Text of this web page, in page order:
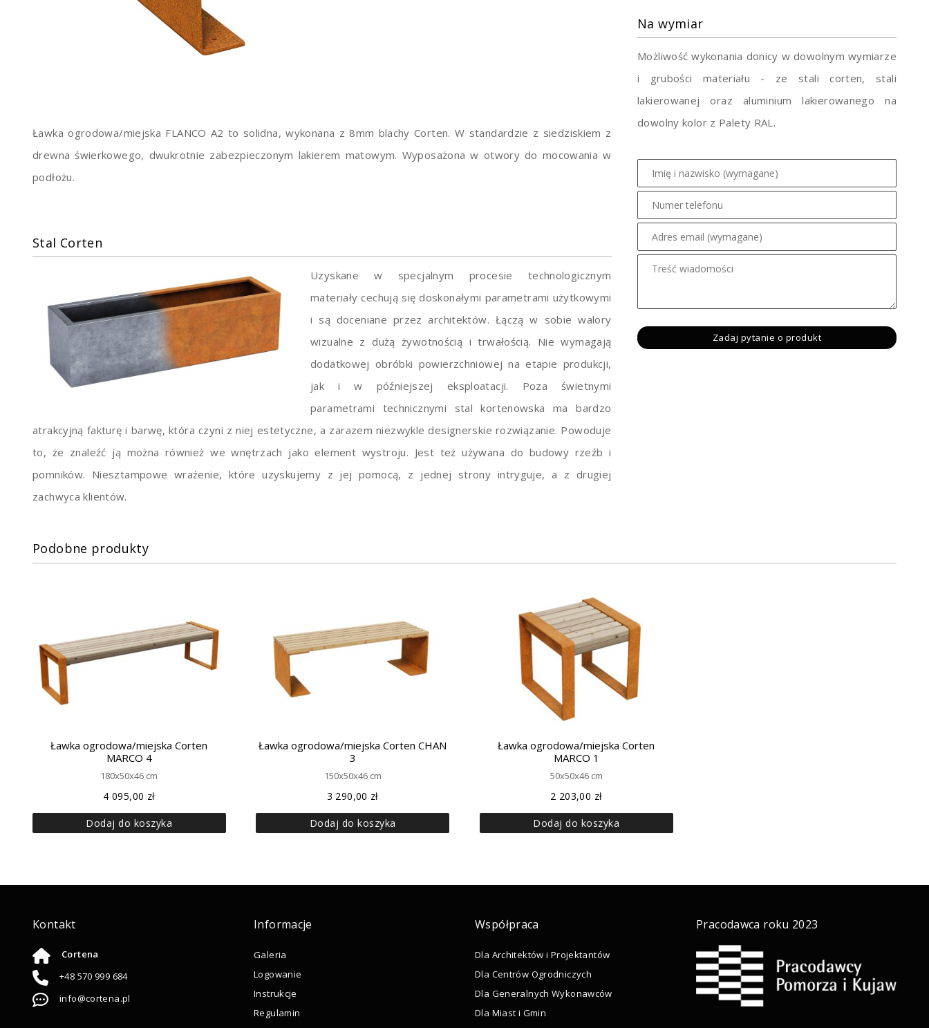
Ławka ogrodowa/miejska FLANCO A2 to solidna, wykonana z 8mm blachy Corten. W standardzie z siedziskiem z
drewna świerkowego, dwukrotnie zabezpieczonym lakierem matowym. Wyposażona w otwory do mocowania w
podłożu.
Stal Corten
Uzyskane w specjalnym procesie technologicznym
materiały cechują się doskonałymi parametrami użytkowymi
i są doceniane przez architektów. Łączą w sobie walory
wizualne z dużą żywotnością i trwałością. Nie wymagają
dodatkowej obróbki powierzchniowej na etapie produkcji,
jak i w późniejszej eksploatacji. Poza świetnymi
parametrami technicznymi stal kortenowska ma bardzo
atrakcyjną fakturę i barwę, która czyni z niej estetyczne, a zarazem niezwykle designerskie rozwiązanie. Powoduje
to, że znaleźć ją można również we wnętrzach jako element wystroju. Jest też używana do budowy rzeźb i
pomników. Niesztampowe wrażenie, które uzyskujemy z jej pomocą, z jednej strony intryguje, a z drugiej
zachwyca klientów.
Na wymiar
Możliwość wykonania donicy w dowolnym wymiarze
i grubości materiału - ze stali corten, stali
lakierowanej oraz aluminium lakierowanego na
dowolny kolor z Palety RAL.
Podobne produkty
Ławka ogrodowa/miejska Corten
MARCO 4
180x50x46 cm
4 095,00 zł
Dodaj do koszyka
Ławka ogrodowa/miejska Corten CHAN
3
150x50x46 cm
3 290,00 zł
Dodaj do koszyka
Ławka ogrodowa/miejska Corten
MARCO 1
50x50x46 cm
2 203,00 zł
Dodaj do koszyka
Kontakt
Cortena
+48 570 999 684
info@cortena.pl
Informacje
Galeria
Logowanie
Instrukcje
Regulamin
Współpraca
Dla Architektów i Projektantów
Dla Centrów Ogrodniczych
Dla Generalnych Wykonawców
Dla Miast i Gmin
Pracodawca roku 2023